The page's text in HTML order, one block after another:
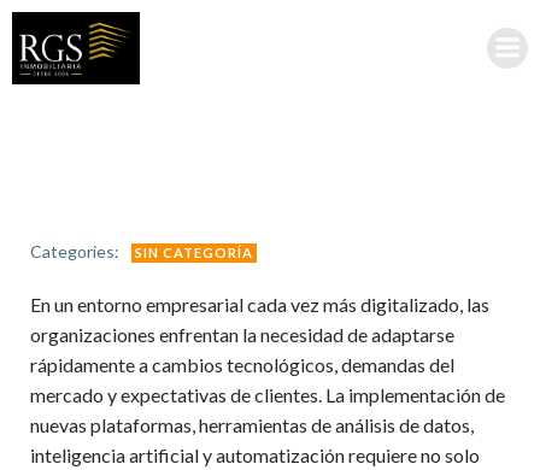
Categories: SIN CATEGORÍA
En un entorno empresarial cada vez más digitalizado, las
organizaciones enfrentan la necesidad de adaptarse
rápidamente a cambios tecnológicos, demandas del
mercado y expectativas de clientes. La implementación de
nuevas plataformas, herramientas de análisis de datos,
inteligencia artificial y automatización requiere no solo